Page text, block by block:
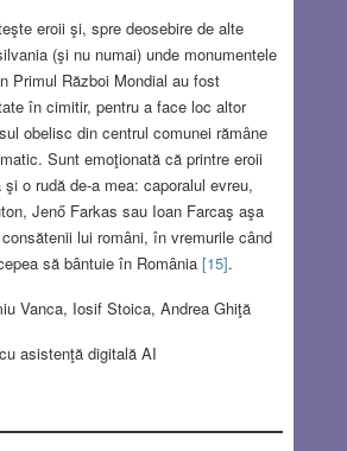
eroii şi, spre deosebire de alte
(şi nu numai) unde monumentele
Primul Război Mondial au fost
în cimitir, pentru a face loc altor
obelisc din centrul comunei rămâne
Sunt emoţionată că printre eroii
o rudă de-a mea: caporalul evreu,
Jenő Farkas sau Ioan Farcaş aşa
lui români, în vremurile când
să bântuie în România [15].
Vanca, Iosif Stoica, Andrea Ghiţă
asistenţă digitală AI